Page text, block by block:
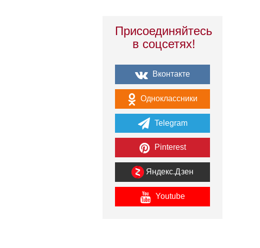
Присоединяйтесь
в соцсетях!
Вконтакте
Одноклассники
Telegram
Pinterest
Яндекс.Дзен
Youtube